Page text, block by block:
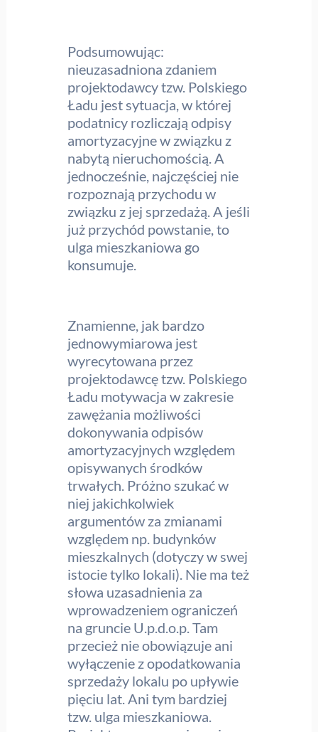
Podsumowując:
nieuzasadniona zdaniem
projektodawcy tzw. Polskiego
Ładu jest sytuacja, w której
podatnicy rozliczają odpisy
amortyzacyjne w związku z
nabytą nieruchomością. A
jednocześnie, najczęściej nie
rozpoznają przychodu w
związku z jej sprzedażą. A jeśli
już przychód powstanie, to
ulga mieszkaniowa go
konsumuje.
Znamienne, jak bardzo
jednowymiarowa jest
wyrecytowana przez
projektodawcę tzw. Polskiego
Ładu motywacja w zakresie
zawężania możliwości
dokonywania odpisów
amortyzacyjnych względem
opisywanych środków
trwałych. Próżno szukać w
niej jakichkolwiek
argumentów za zmianami
względem np. budynków
mieszkalnych (dotyczy w swej
istocie tylko lokali). Nie ma też
słowa uzasadnienia za
wprowadzeniem ograniczeń
na gruncie U.p.d.o.p. Tam
przecież nie obowiązuje ani
wyłączenie z opodatkowania
sprzedaży lokalu po upływie
pięciu lat. Ani tym bardziej
tzw. ulga mieszkaniowa.